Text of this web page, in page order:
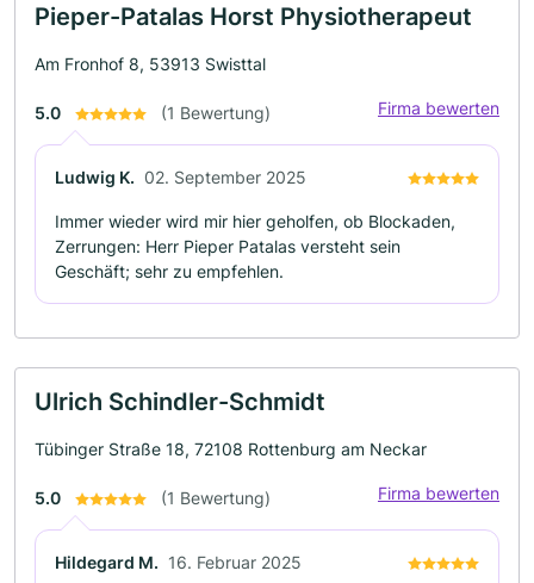
Pieper-Patalas Horst Physiotherapeut
Am Fronhof 8, 53913 Swisttal
5.0 (1 Bewertung) Firma bewerten
Ludwig K. 02. September 2025
Immer wieder wird mir hier geholfen, ob Blockaden,
Zerrungen: Herr Pieper Patalas versteht sein
Geschäft; sehr zu empfehlen.
Ulrich Schindler-Schmidt
Tübinger Straße 18, 72108 Rottenburg am Neckar
5.0 (1 Bewertung) Firma bewerten
Hildegard M. 16. Februar 2025